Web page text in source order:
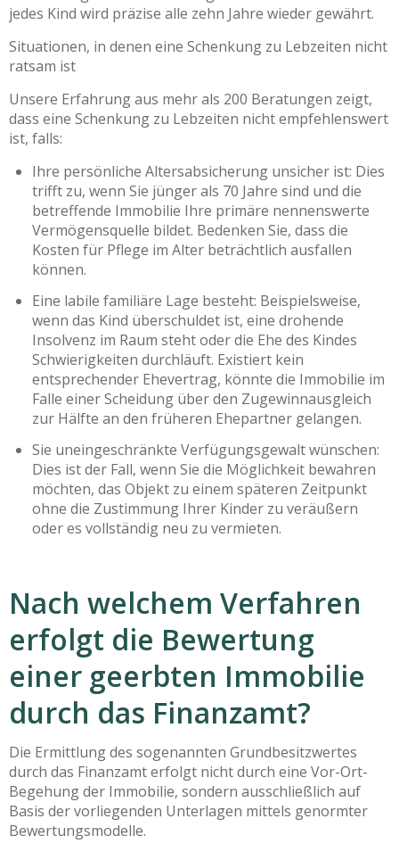
jedes Kind wird präzise alle zehn Jahre wieder gewährt.
Situationen, in denen eine Schenkung zu Lebzeiten nicht
ratsam ist
Unsere Erfahrung aus mehr als 200 Beratungen zeigt,
dass eine Schenkung zu Lebzeiten nicht empfehlenswert
ist, falls:
Ihre persönliche Altersabsicherung unsicher ist: Dies
trifft zu, wenn Sie jünger als 70 Jahre sind und die
betreffende Immobilie Ihre primäre nennenswerte
Vermögensquelle bildet. Bedenken Sie, dass die
Kosten für Pflege im Alter beträchtlich ausfallen
können.
Eine labile familiäre Lage besteht: Beispielsweise,
wenn das Kind überschuldet ist, eine drohende
Insolvenz im Raum steht oder die Ehe des Kindes
Schwierigkeiten durchläuft. Existiert kein
entsprechender Ehevertrag, könnte die Immobilie im
Falle einer Scheidung über den Zugewinnausgleich
zur Hälfte an den früheren Ehepartner gelangen.
Sie uneingeschränkte Verfügungsgewalt wünschen:
Dies ist der Fall, wenn Sie die Möglichkeit bewahren
möchten, das Objekt zu einem späteren Zeitpunkt
ohne die Zustimmung Ihrer Kinder zu veräußern
oder es vollständig neu zu vermieten.
Nach welchem Verfahren
erfolgt die Bewertung
einer geerbten Immobilie
durch das Finanzamt?
Die Ermittlung des sogenannten Grundbesitzwertes
durch das Finanzamt erfolgt nicht durch eine Vor-Ort-
Begehung der Immobilie, sondern ausschließlich auf
Basis der vorliegenden Unterlagen mittels genormter
Bewertungsmodelle.